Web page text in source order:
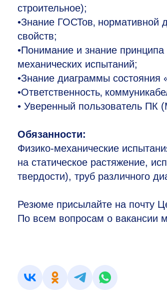
строительное);
•Знание ГОСТов‚ нормативной
свойств;
•Понимание и знание
механических испытаний;
•Знание диаграммы состояния
•Ответственность‚
• Уверенный пользователь ПК
Обязанности:
Физико-механические
на статическое растяжение,
твердости), труб различного
Резюме присылайте на почту
По всем вопросам о вакансии